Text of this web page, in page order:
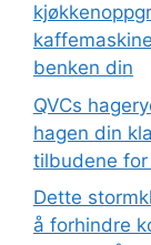
benken din
QVCs
hagen din
tilbudene
Dette
å forhindre